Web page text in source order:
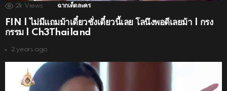
2k Views ฉากเด็ดละคร
FIN | ไม่มีแถมม้าเดี๋ยวชั่งเดี๋ยวนี้เลย โลนึงพอดีเลยม้า | กรง
กรรม | Ch3Thailand
2 years ago